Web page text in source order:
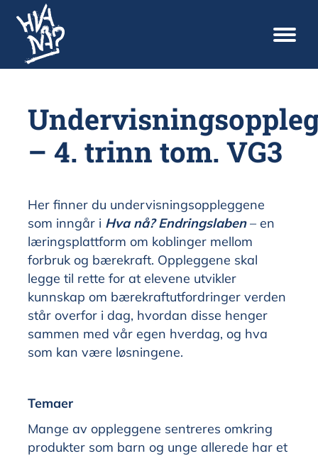
– 4. trinn tom. VG3
Her finner du undervisningsoppleggene
som inngår i Hva nå? Endringslaben– en
læringsplattform om koblinger mellom
forbruk og bærekraft. Oppleggene skal
legge til rette for at elevene utvikler
kunnskap om bærekraftutfordringer verden
står overfor i dag, hvordan disse henger
sammen med vår egen hverdag, og hva
som kan være løsningene.
Temaer
Mange av oppleggene sentreres omkring
produkter som barn og unge allerede har et